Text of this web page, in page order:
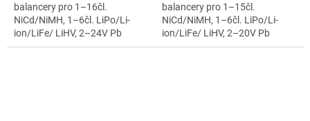
balancery pro 1–16čl.
NiCd/NiMH, 1–6čl. LiPo/Li-
ion/LiFe/ LiHV, 2–24V Pb
proudem 0,1–10...
balancery pro 1–15čl.
NiCd/NiMH, 1–6čl. LiPo/Li-
ion/LiFe/ LiHV, 2–20V Pb
proudem 0,1–20A...